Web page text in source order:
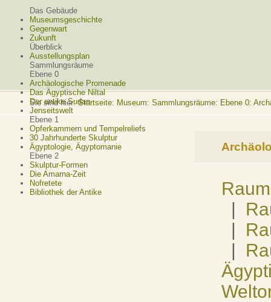
Das Gebäude
Museumsgeschichte
Gegenwart
Zukunft
Überblick
Ausstellungsplan
Sammlungsräume
Ebene 0
Archäologische Promenade
Das Ägyptische Niltal
Der antike Sudan
Jenseitswelt
Ebene 1
Opferkammern und Tempelreliefs
30 Jahrhunderte Skulptur
Ägyptologie, Ägyptomanie
Ebene 2
Skulptur-Formen
Die Amarna-Zeit
Nofretete
Bibliothek der Antike
Sie sind hier:Startseite: Museum: Sammlungsräume: Ebene 0:
|
|
|